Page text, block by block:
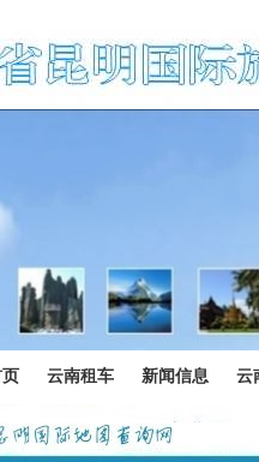
页 云南租车 新闻信息 云